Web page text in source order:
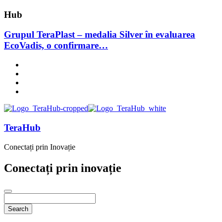
Hub
Grupul TeraPlast – medalia Silver în evaluarea
EcoVadis, o confirmare…
TeraHub
Conectați prin Inovație
Conectați prin inovație